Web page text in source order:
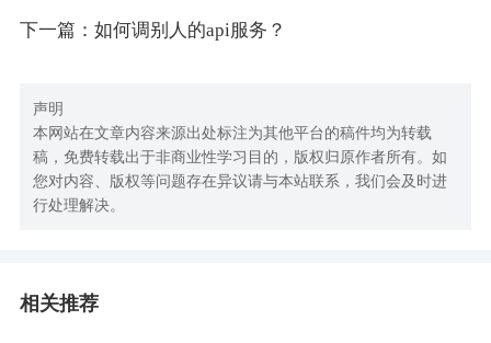
下一篇：如何调别人的api服务？
声明
本网站在文章内容来源出处标注为其他平台的稿件均为转载
稿，免费转载出于非商业性学习目的，版权归原作者所有。如
您对内容、版权等问题存在异议请与本站联系，我们会及时进
行处理解决。
相关推荐